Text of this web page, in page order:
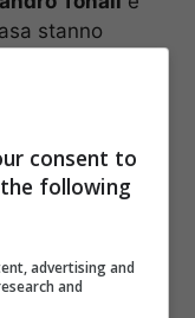
stanno
come
. Sandro
che la
acquisto del
Ian
consent to
following
advertising and
and